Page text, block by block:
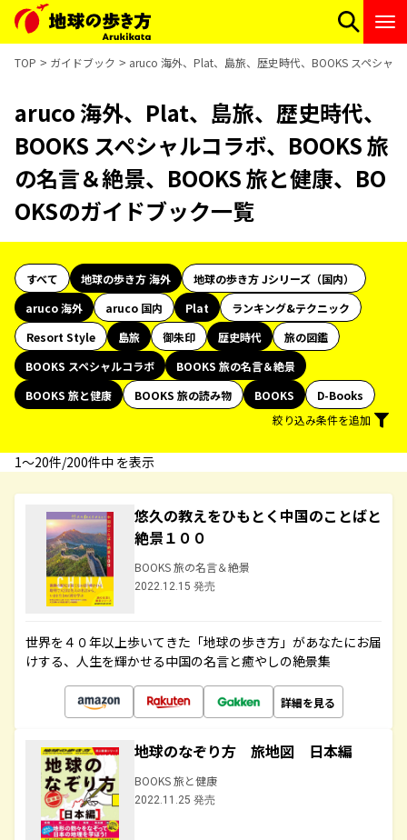
TOP ガイドブック aruco 海外、Plat、島旅、歴史時代、BOOKS スペシャ
aruco 海外、Plat、島旅、歴史時代、
BOOKS スペシャルコラボ、BOOKS 旅
の名言＆絶景、BOOKS 旅と健康、BO
OKSのガイドブック一覧
すべて 地球の歩き方 海外
地球の歩き方 Jシリーズ（国内）
aruco 海外
aruco 国内 Plat
ランキング&テクニック
Resort Style
島旅 御朱印 歴史時代
旅の図鑑
BOOKS スペシャルコラボ
BOOKS 旅の名言＆絶景
BOOKS 旅と健康
BOOKS 旅の読み物 BOOKS
D-Books
絞り込み条件を追加
1〜20件/200件中 を表示
悠久の教えをひもとく中国のことばと
絶景１００
BOOKS 旅の名言＆絶景
2022.12.15 発売
世界を４０年以上歩いてきた「地球の歩き方」があなたにお届
けする、人生を輝かせる中国の名言と癒やしの絶景集
詳細を見る
地球のなぞり方 旅地図 日本編
BOOKS 旅と健康
2022.11.25 発売